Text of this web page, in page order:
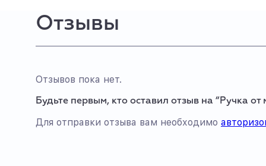
Отзывы
Отзывов пока нет.
Будьте первым, кто оставил отзыв на “Ручка от
Для отправки отзыва вам необходимо